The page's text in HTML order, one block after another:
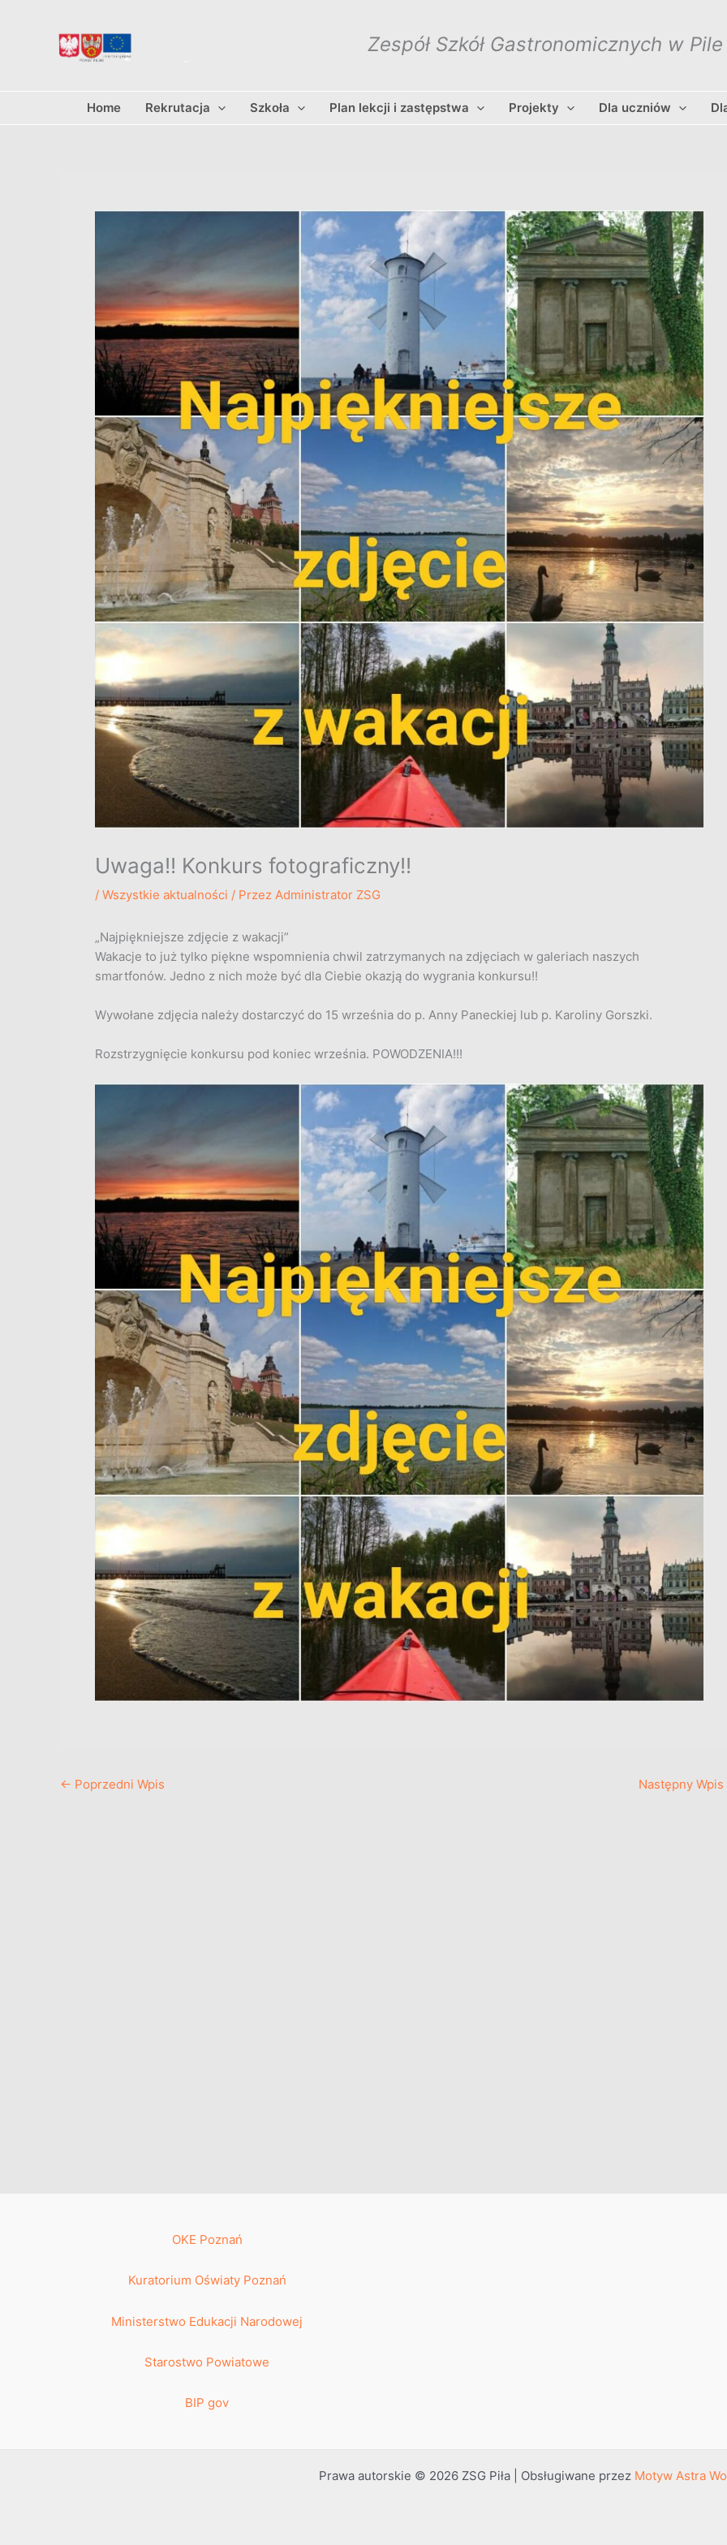
Zespół Szkół Gastronomicznych w Pile
Home Rekrutacja Szkoła Plan lekcji i zastępstwa Projekty Dla uczniów
Uwaga!! Konkurs fotograficzny!!
/ Wszystkie aktualności / Przez Administrator ZSG
„Najpiękniejsze zdjęcie z wakacji”
Wakacje to już tylko piękne wspomnienia chwil zatrzymanych na zdjęciach w galeriach naszych
smartfonów. Jedno z nich może być dla Ciebie okazją do wygrania konkursu!!
Wywołane zdjęcia należy dostarczyć do 15 września do p. Anny Paneckiej lub p. Karoliny Gorszki.
Rozstrzygnięcie konkursu pod koniec września. POWODZENIA!!!
← Poprzedni Wpis Następny Wpis
OKE Poznań
Kuratorium Oświaty Poznań
Ministerstwo Edukacji Narodowej
Starostwo Powiatowe
BIP gov
Prawa autorskie © 2026 ZSG Piła | Obsługiwane przez Motyw Astra